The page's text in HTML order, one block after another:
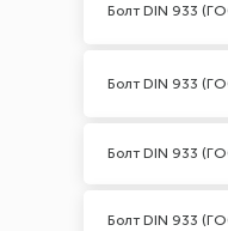
Болт DIN 933
Болт DIN 933
Болт DIN 933
Болт DIN 933